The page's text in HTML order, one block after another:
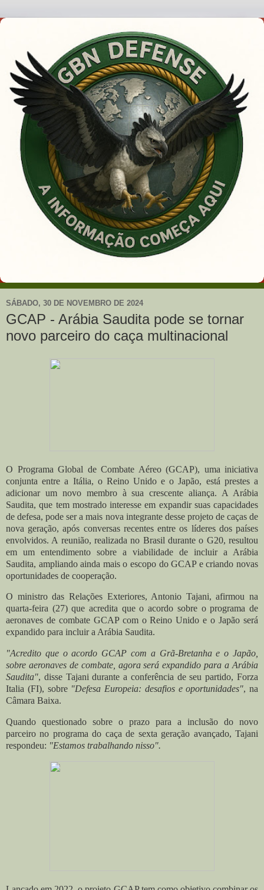
SÁBADO, 30 DE NOVEMBRO DE 2024
GCAP - Arábia Saudita pode se tornar
novo parceiro do caça multinacional
O Programa Global de Combate Aéreo (GCAP), uma iniciativa
conjunta entre a Itália, o Reino Unido e o Japão, está prestes a
adicionar um novo membro à sua crescente aliança. A Arábia
Saudita, que tem mostrado interesse em expandir suas capacidades
de defesa, pode ser a mais nova integrante desse projeto de caças de
nova geração, após conversas recentes entre os líderes dos países
envolvidos. A reunião, realizada no Brasil durante o G20, resultou
em um entendimento sobre a viabilidade de incluir a Arábia
Saudita, ampliando ainda mais o escopo do GCAP e criando novas
oportunidades de cooperação.
O ministro das Relações Exteriores, Antonio Tajani, afirmou na
quarta-feira (27) que acredita que o acordo sobre o programa de
aeronaves de combate GCAP com o Reino Unido e o Japão será
expandido para incluir a Arábia Saudita.
"Acredito que o acordo GCAP com a Grã-Bretanha e o Japão,
sobre aeronaves de combate, agora será expandido para a Arábia
Saudita", disse Tajani durante a conferência de seu partido, Forza
Italia (FI), sobre "Defesa Europeia: desafios e oportunidades", na
Câmara Baixa.
Quando questionado sobre o prazo para a inclusão do novo
parceiro no programa do caça de sexta geração avançado, Tajani
respondeu: "Estamos trabalhando nisso".